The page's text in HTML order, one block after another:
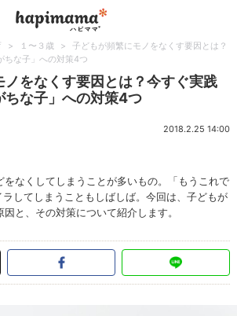
> １〜３歳 >
子どもが頻繁にモノをなくす要因とは？
ちな子」への対策4つ
ノをなくす要因とは？今すぐ実践
ちな子」への対策4つ
2018.2.25 14:00
をなくしてしまうことが多いもの。「もうこれで
してしまうこともしばしば。今回は、子どもが
と、その対策について紹介します。